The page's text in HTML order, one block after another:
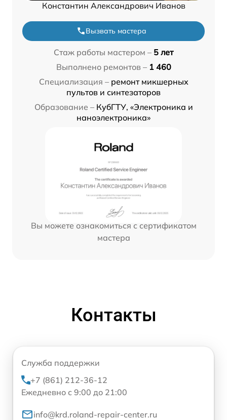
Константин Александрович Иванов
Вызвать мастера
Стаж работы мастером – 5 лет
Выполнено ремонтов – 1 460
Специализация – ремонт микшерных
пультов и синтезаторов
Образование – КубГТУ, «Электроника и
наноэлектроника»
Вы можете ознакомиться с сертификатом
мастера
Контакты
Служба поддержки
+7 (861) 212-36-12
Ежедневно с 9:00 до 21:00
info@krd.roland-repair-center.ru